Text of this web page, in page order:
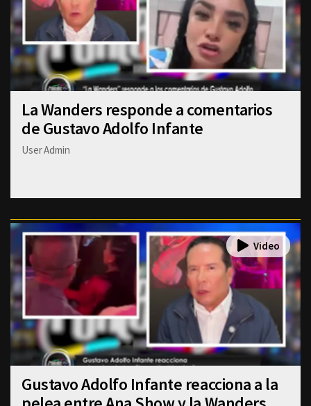
La Wanders responde a comentarios
de Gustavo Adolfo Infante
User Admin
Gustavo Adolfo Infante reacciona a la